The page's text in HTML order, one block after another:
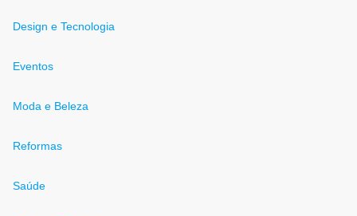
Design e Tecnologia
Eventos
Moda e Beleza
Reformas
Saúde